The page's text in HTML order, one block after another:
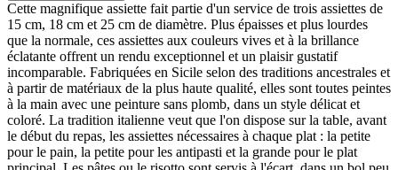
Cette magnifique assiette fait partie d'un service de trois assiettes de
15 cm, 18 cm et 25 cm de diamètre. Plus épaisses et plus lourdes
que la normale, ces assiettes aux couleurs vives et à la brillance
éclatante offrent un rendu exceptionnel et un plaisir gustatif
incomparable. Fabriquées en Sicile selon des traditions ancestrales et
à partir de matériaux de la plus haute qualité, elles sont toutes peintes
à la main avec une peinture sans plomb, dans un style délicat et
coloré. La tradition italienne veut que l'on dispose sur la table, avant
le début du repas, les assiettes nécessaires à chaque plat : la petite
pour le pain, la petite pour les antipasti et la grande pour le plat